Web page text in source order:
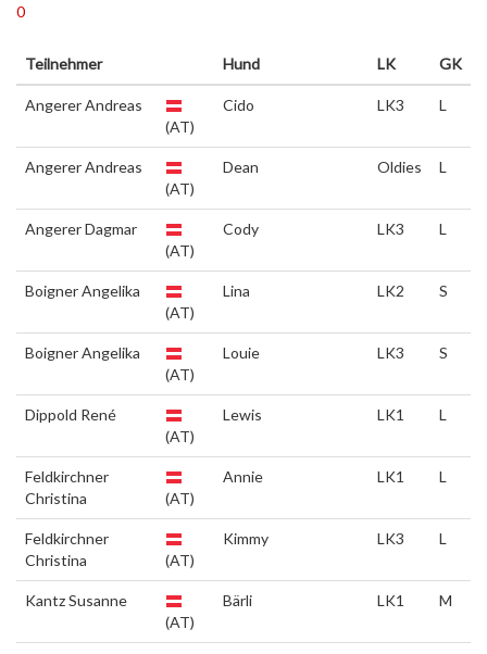
0
Teilnehmer Hund LK GK
Angerer Andreas
(AT)
Cido LK3 L
Angerer Andreas
(AT)
Dean Oldies L
Angerer Dagmar
(AT)
Cody LK3 L
Boigner Angelika
(AT)
Lina LK2 S
Boigner Angelika
(AT)
Louie LK3 S
Dippold René
(AT)
Lewis LK1 L
Feldkirchner
Christina
(AT)
Annie LK1 L
Feldkirchner
Christina
(AT)
Kimmy LK3 L
Kantz Susanne
(AT)
Bärli LK1 M